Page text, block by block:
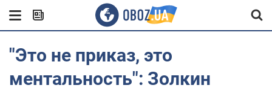
"Это не приказ, это
ментальность": Золкин